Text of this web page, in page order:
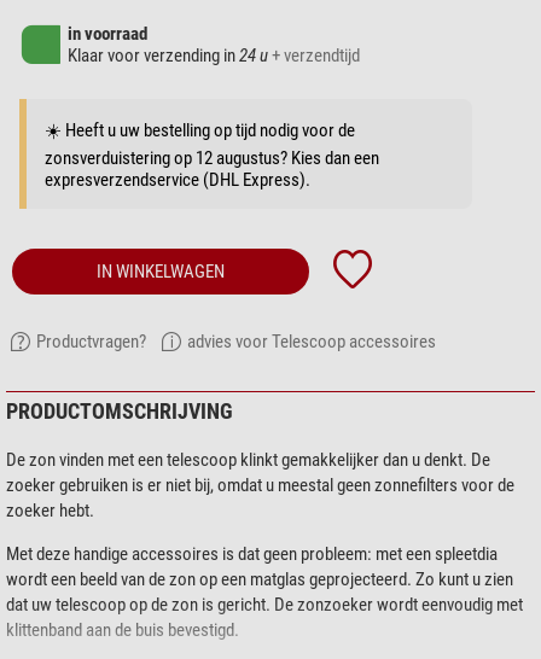
in voorraad
Klaar voor verzending in24 u+ verzendtijd
☀️ Heeft u uw bestelling op tijd nodig voor de
zonsverduistering op 12 augustus? Kies dan een
expresverzendservice (DHL Express).
IN WINKELWAGEN
Productvragen? advies voor Telescoop accessoires
PRODUCTOMSCHRIJVING
De zon vinden met een telescoop klinkt gemakkelijker dan u denkt. De
zoeker gebruiken is er niet bij, omdat u meestal geen zonnefilters voor de
zoeker hebt.
Met deze handige accessoires is dat geen probleem: met een spleetdia
wordt een beeld van de zon op een matglas geprojecteerd. Zo kunt u zien
dat uw telescoop op de zon is gericht. De zonzoeker wordt eenvoudig met
klittenband aan de buis bevestigd.